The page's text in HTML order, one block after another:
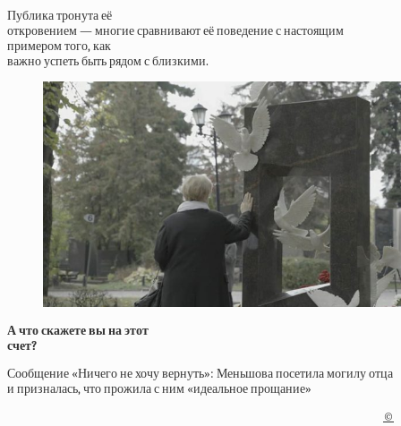
Публика тронута её
откровением — многие сравнивают её поведение с настоящим
примером того, как
важно успеть быть рядом с близкими.
А что скажете вы на этот
счет?
Сообщение «Ничего не хочу вернуть»: Меньшова посетила могилу отца
и призналась, что прожила с ним «идеальное прощание»
©